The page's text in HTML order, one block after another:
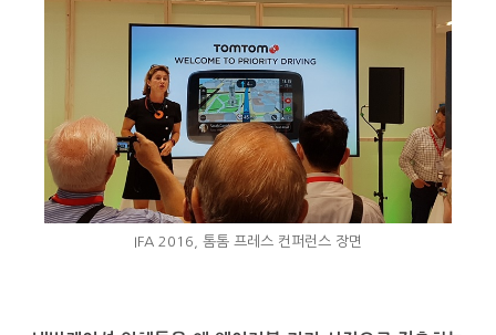
IFA 2016, 톰톰 프레스 컨퍼런스 장면